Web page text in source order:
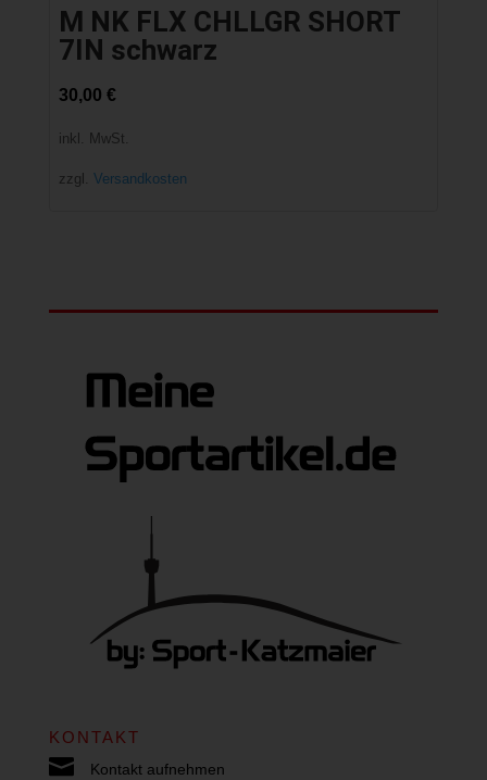
M NK FLX CHLLGR SHORT
7IN schwarz
30,00 €
inkl. MwSt.
zzgl. Versandkosten
KONTAKT
 Kontakt aufnehmen